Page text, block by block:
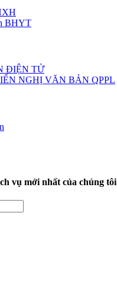
BHYT
ĐIỆN TỬ
NGHỊ VĂN BẢN QPPL
vụ mới nhất của chúng tôi